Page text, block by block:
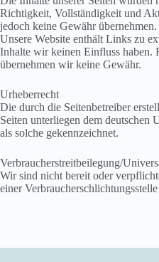
Richtigkeit, Vollständigkeit und
jedoch keine Gewähr übernehmen.
Unsere Website enthält Links zu
Inhalte wir keinen Einfluss haben.
übernehmen wir keine Gewähr.
Urheberrecht
Die durch die Seitenbetreiber
Seiten unterliegen dem deutschen
als solche gekennzeichnet.
Verbraucherstreitbeilegung/
Wir sind nicht bereit oder
einer